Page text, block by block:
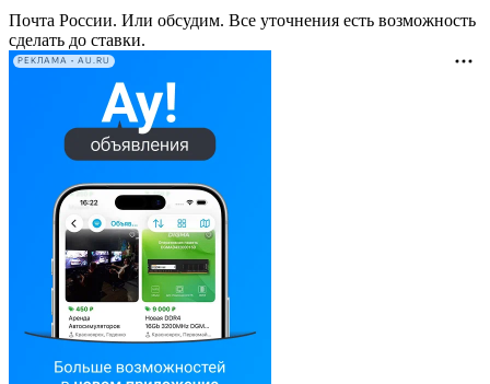
Почта России. Или обсудим. Все уточнения есть возможность
сделать до ставки.
РЕКЛАМА • AU.RU